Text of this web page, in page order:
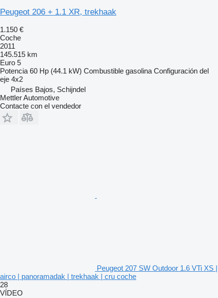
Peugeot 206 + 1.1 XR, trekhaak
1.150 €
Coche
2011
145.515 km
Euro 5
Potencia 60 Hp (44.1 kW) Combustible gasolina Configuración del
eje 4x2
Países Bajos, Schijndel
Mettler Automotive
Contacte con el vendedor
Peugeot 207 SW Outdoor 1.6 VTi XS |
airco | panoramadak | trekhaak | cru coche
28
VÍDEO